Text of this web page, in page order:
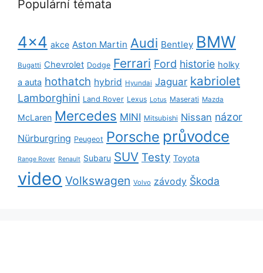
Populární témata
4x4 akce Aston Martin Audi Bentley BMW
Bugatti Chevrolet Dodge Ferrari Ford historie holky
a auta hothatch hybrid Hyundai Jaguar kabriolet
Lamborghini Land Rover Lexus Lotus Maserati Mazda
McLaren Mercedes MINI Mitsubishi Nissan názor
Nürburgring Peugeot Porsche průvodce
Range Rover Renault Subaru SUV Testy Toyota
video Volkswagen Volvo závody Škoda